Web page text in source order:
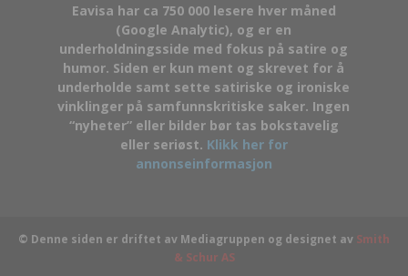
Eavisa har ca 750 000 lesere hver måned
(Google Analytic), og er en
underholdningsside med fokus på satire og
humor. Siden er kun ment og skrevet for å
underholde samt sette satiriske og ironiske
vinklinger på samfunnskritiske saker. Ingen
“nyheter” eller bilder bør tas bokstavelig
eller seriøst. Klikk her for
annonseinformasjon
© Denne siden er driftet av Mediagruppen og designet av Smith
& Schur AS